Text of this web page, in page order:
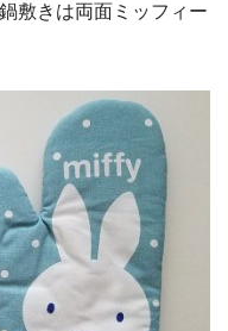
敷きは両面ミッフィー